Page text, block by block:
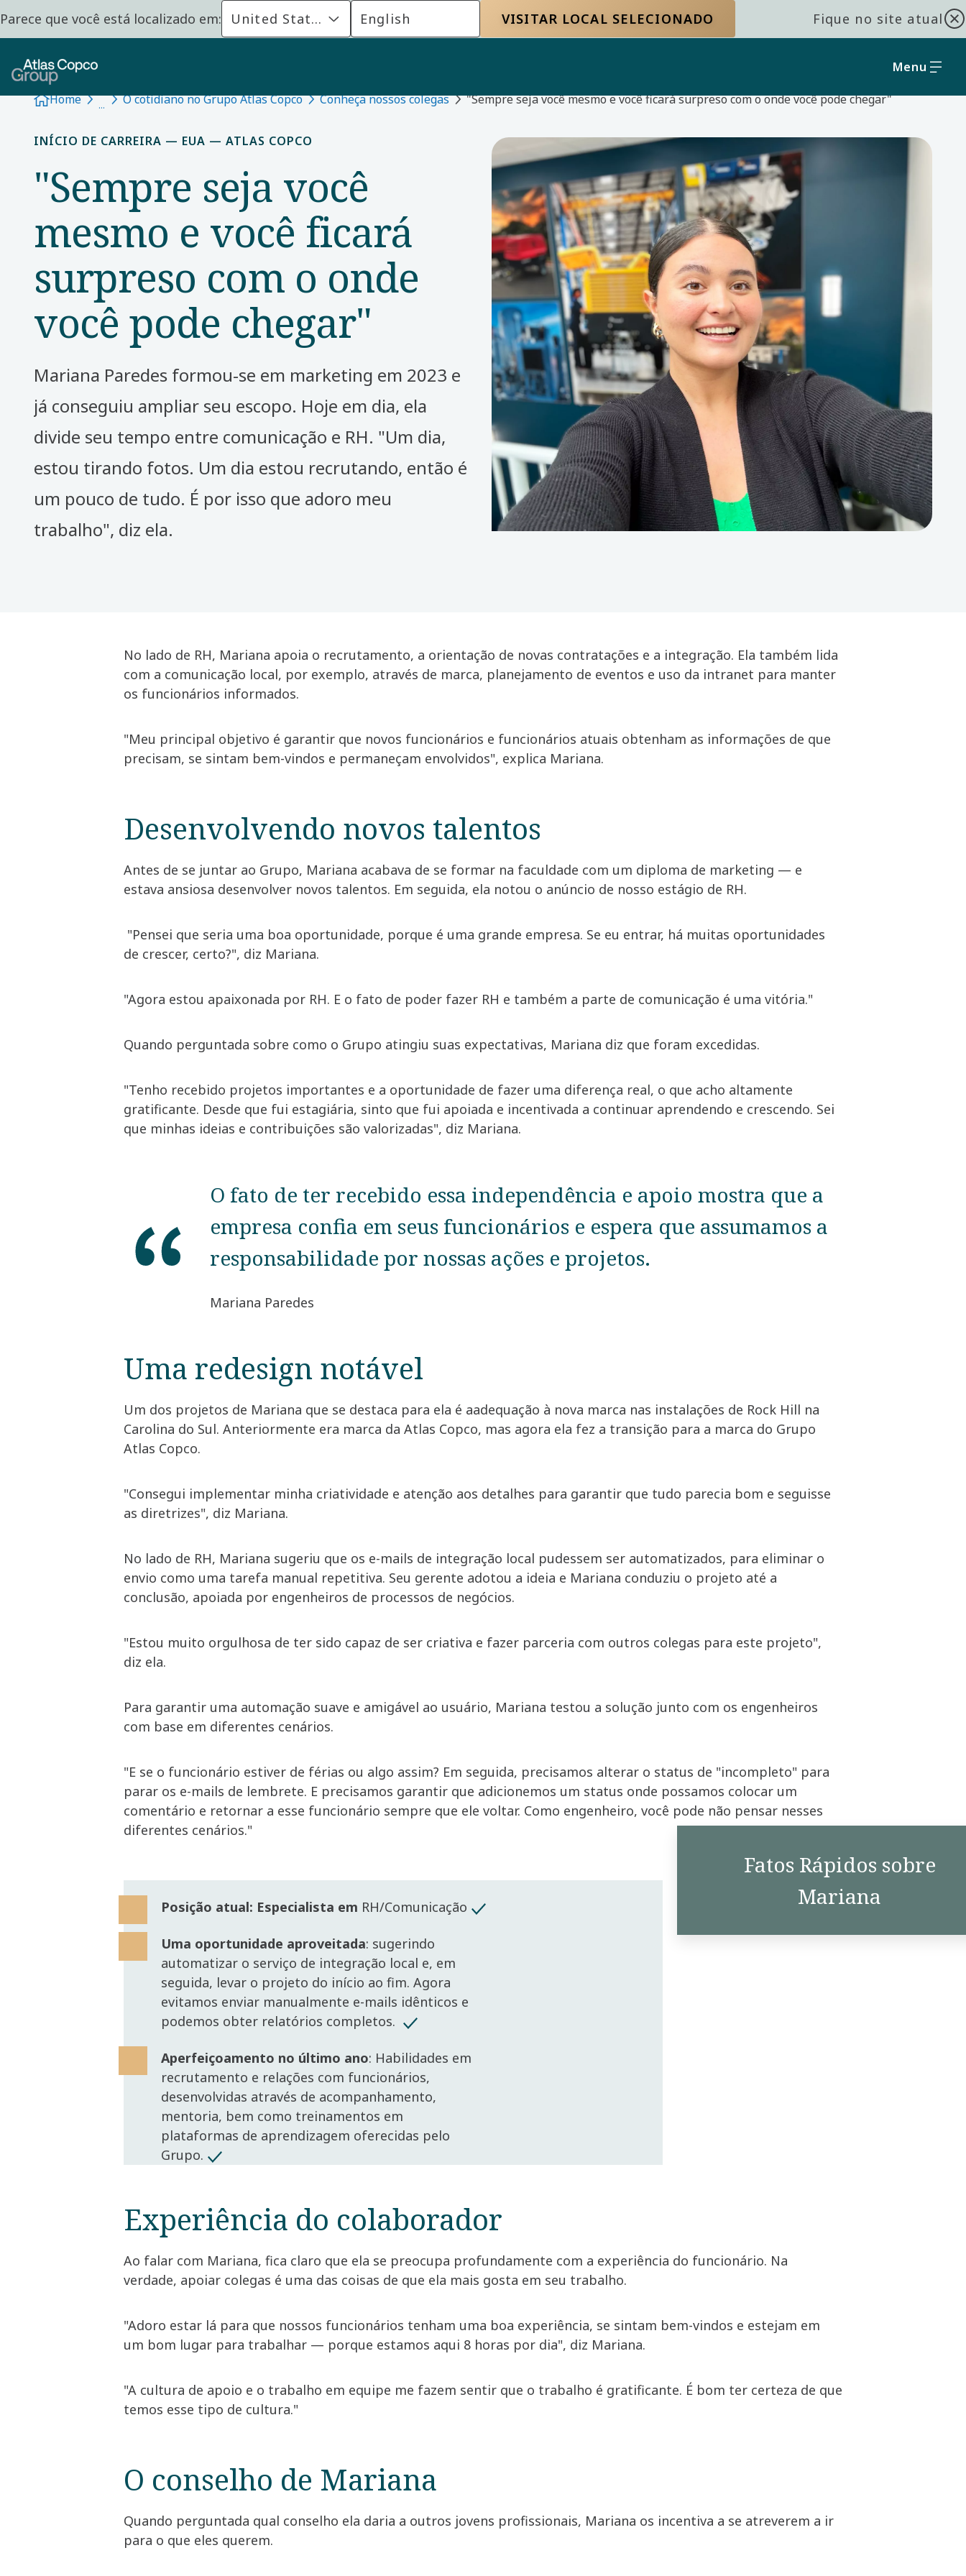
Parece que você está localizado em: United States English VISITAR LOCAL SELECIONADO Fique no site atual
Menu
Home O cotidiano no Grupo Atlas Copco Conheça nossos colegas "Sempre seja você mesmo e você ficará surpreso com o onde você pode chegar"
INÍCIO DE CARREIRA — EUA — ATLAS COPCO
"Sempre seja você
mesmo e você ficará
surpreso com o onde
você pode chegar"
Mariana Paredes formou-se em marketing em 2023 e
já conseguiu ampliar seu escopo. Hoje em dia, ela
divide seu tempo entre comunicação e RH. "Um dia,
estou tirando fotos. Um dia estou recrutando, então é
um pouco de tudo. É por isso que adoro meu
trabalho", diz ela.
No lado de RH, Mariana apoia o recrutamento, a orientação de novas contratações e a integração. Ela também lida
com a comunicação local, por exemplo, através de marca, planejamento de eventos e uso da intranet para manter
os funcionários informados.
"Meu principal objetivo é garantir que novos funcionários e funcionários atuais obtenham as informações de que
precisam, se sintam bem-vindos e permaneçam envolvidos", explica Mariana.
Desenvolvendo novos talentos
Antes de se juntar ao Grupo, Mariana acabava de se formar na faculdade com um diploma de marketing — e
estava ansiosa desenvolver novos talentos. Em seguida, ela notou o anúncio de nosso estágio de RH.
"Pensei que seria uma boa oportunidade, porque é uma grande empresa. Se eu entrar, há muitas oportunidades
de crescer, certo?", diz Mariana.
"Agora estou apaixonada por RH. E o fato de poder fazer RH e também a parte de comunicação é uma vitória."
Quando perguntada sobre como o Grupo atingiu suas expectativas, Mariana diz que foram excedidas.
"Tenho recebido projetos importantes e a oportunidade de fazer uma diferença real, o que acho altamente
gratificante. Desde que fui estagiária, sinto que fui apoiada e incentivada a continuar aprendendo e crescendo. Sei
que minhas ideias e contribuições são valorizadas", diz Mariana.
O fato de ter recebido essa independência e apoio mostra que a
empresa confia em seus funcionários e espera que assumamos a
responsabilidade por nossas ações e projetos.
Mariana Paredes
Uma redesign notável
Um dos projetos de Mariana que se destaca para ela é aadequação à nova marca nas instalações de Rock Hill na
Carolina do Sul. Anteriormente era marca da Atlas Copco, mas agora ela fez a transição para a marca do Grupo
Atlas Copco.
"Consegui implementar minha criatividade e atenção aos detalhes para garantir que tudo parecia bom e seguisse
as diretrizes", diz Mariana.
No lado de RH, Mariana sugeriu que os e-mails de integração local pudessem ser automatizados, para eliminar o
envio como uma tarefa manual repetitiva. Seu gerente adotou a ideia e Mariana conduziu o projeto até a
conclusão, apoiada por engenheiros de processos de negócios.
"Estou muito orgulhosa de ter sido capaz de ser criativa e fazer parceria com outros colegas para este projeto",
diz ela.
Para garantir uma automação suave e amigável ao usuário, Mariana testou a solução junto com os engenheiros
com base em diferentes cenários.
"E se o funcionário estiver de férias ou algo assim? Em seguida, precisamos alterar o status de "incompleto" para
parar os e-mails de lembrete. E precisamos garantir que adicionemos um status onde possamos colocar um
comentário e retornar a esse funcionário sempre que ele voltar. Como engenheiro, você pode não pensar nesses
diferentes cenários."
Posição atual: Especialista em RH/Comunicação
Uma oportunidade aproveitada: sugerindo
automatizar o serviço de integração local e, em
seguida, levar o projeto do início ao fim. Agora
evitamos enviar manualmente e-mails idênticos e
podemos obter relatórios completos.
Aperfeiçoamento no último ano: Habilidades em
recrutamento e relações com funcionários,
desenvolvidas através de acompanhamento,
mentoria, bem como treinamentos em
plataformas de aprendizagem oferecidas pelo
Grupo.
Fatos Rápidos sobre
Mariana
Experiência do colaborador
Ao falar com Mariana, fica claro que ela se preocupa profundamente com a experiência do funcionário. Na
verdade, apoiar colegas é uma das coisas de que ela mais gosta em seu trabalho.
"Adoro estar lá para que nossos funcionários tenham uma boa experiência, se sintam bem-vindos e estejam em
um bom lugar para trabalhar — porque estamos aqui 8 horas por dia", diz Mariana.
"A cultura de apoio e o trabalho em equipe me fazem sentir que o trabalho é gratificante. É bom ter certeza de que
temos esse tipo de cultura."
O conselho de Mariana
Quando perguntada qual conselho ela daria a outros jovens profissionais, Mariana os incentiva a se atreverem a ir
para o que eles querem.